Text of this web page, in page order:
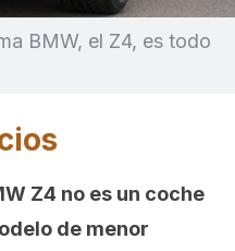
BMW, el Z4, es todo
Z4 no es un coche
de menor